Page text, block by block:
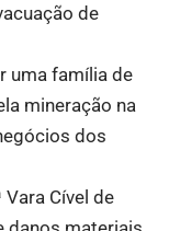
de
uma família de
mineração na
dos
Cível de